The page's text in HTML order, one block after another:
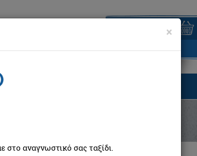
είναι άδειο
Ταξινόμηση ανά:
×
στο αναγνωστικό σας ταξίδι.